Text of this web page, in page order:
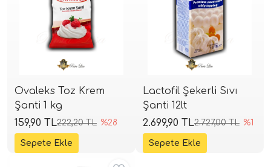
Ovaleks Toz Krem
Şanti 1 kg
222,20 TL %28
159,90 TL
Lactofil Şekerli Sıvı
Şanti 12lt
2.727,00 TL %1
2.699,90 TL